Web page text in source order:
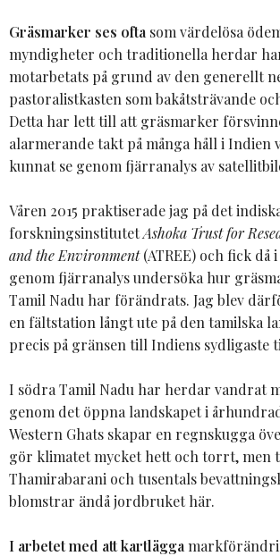
Gräsmarker ses ofta som värdelösa
myndigheter och traditionella herdar
motarbetats på grund av den generellt
pastoralistkasten som bakåtsträvande
Detta har lett till att gräsmarker
alarmerande takt på många håll i Indien
kunnat se genom fjärranalys av
Våren 2015 praktiserade jag på det
forskningsinstitutetAshoka Trust for
and the Environment(ATREE) och fick då
genom fjärranalys undersöka hur
Tamil Nadu har förändrats. Jag blev
en fältstation långt ute på den tamilska
precis på gränsen till Indiens sydligaste
I södra Tamil Nadu har herdar vandrat
genom det öppna landskapet i
Western Ghats skapar en regnskugga
gör klimatet mycket hett och torrt, men
Thamirabarani och tusentals
blomstrar ändå jordbruket här.
I arbetet med att kartlägga